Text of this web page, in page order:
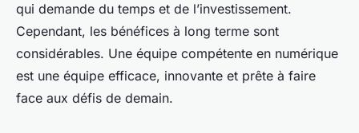
qui demande du temps et de l’investissement.
Cependant, les bénéfices à long terme sont
considérables. Une équipe compétente en numérique
est une équipe efficace, innovante et prête à faire
face aux défis de demain.